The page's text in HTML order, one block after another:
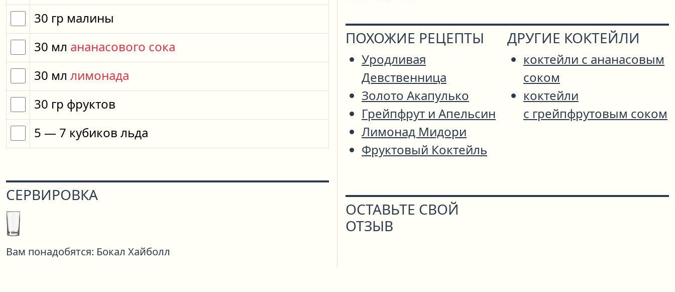
30 гр малины
30 мл ананасового сока
30 мл лимонада
30 гр фруктов
5 — 7 кубиков льда
СЕРВИРОВКА
Вам понадобятся: Бокал Хайболл
ПОХОЖИЕ РЕЦЕПТЫ
Уродливая
Девственница
Золото Акапулько
Грейпфрут и Апельсин
Лимонад Мидори
Фруктовый Коктейль
ДРУГИЕ КОКТЕЙЛИ
коктейли с ананасовым
соком
коктейли
с грейпфрутовым соком
ОСТАВЬТЕ СВОЙ
ОТЗЫВ